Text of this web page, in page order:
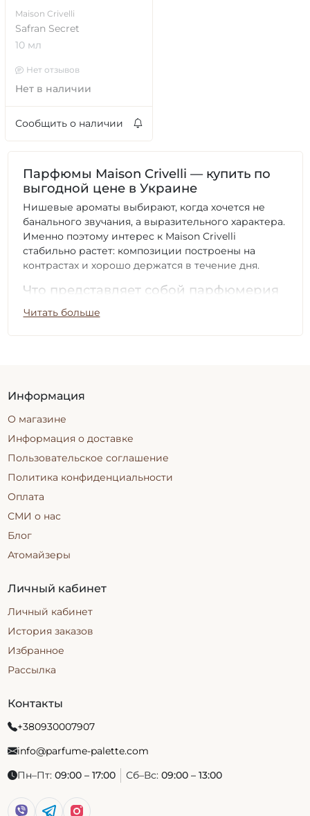
Maison Crivelli
Safran Secret
10 мл
Нет отзывов
Нет в наличии
Сообщить о наличии
Парфюмы Maison Crivelli — купить по
выгодной цене в Украине
Нишевые ароматы выбирают, когда хочется не
банального звучания, а выразительного характера.
Именно поэтому интерес к Maison Crivelli
стабильно растет: композиции построены на
контрастах и хорошо держатся в течение дня.
Что представляет собой парфюмерия
Maison Crivelli
категория ароматов, которая сочетает сложные
пряностью или дымностью.
Формулы обычно имеют высокую концентрацию
ароматических веществ, что обеспечивает
ароматы лучше раскрываются на коже в течение
нескольких часов.
Нишевые композиции работают не линейно: они
меняются в течение дня и дают разный эффект в
зависимости от температуры и кожи.
Какие духи бренда Maison Crivelli
Духи бренда Maison Crivelli обычно представлены в
формате парфюмированной воды с разной
интенсивностью звучания. В ассортименте
магазина преобладают унисекс-ароматы с
акцентом на древесные, пряные и цветочные
аккордами подходят для ежедневного
Сложные древесно-пряные варианты лучше
раскрываются осенью и зимой, имеют более
глубокий шлейф.
Цветочные ароматы с необычными примесями
Один и тот же аромат может звучать по-разному в
Читать больше
Информация
О магазине
Информация о доставке
Пользовательское соглашение
Политика конфиденциальности
Оплата
СМИ о нас
Блог
Атомайзеры
Личный кабинет
Личный кабинет
История заказов
Избранное
Рассылка
Контакты
+380930007907
info@parfume-palette.com
Пн–Пт: 09:00 – 17:00 Сб–Вс: 09:00 – 13:00